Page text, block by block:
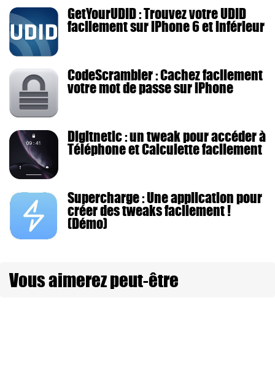
GetYourUDID : Trouvez votre UDID
facilement sur iPhone 6 et inférieur
CodeScrambler : Cachez facilement
votre mot de passe sur iPhone
Digitnetic : un tweak pour accéder à
Téléphone et Calculette facilement
Supercharge : Une application pour
créer des tweaks facilement !
(Démo)
Vous aimerez peut-être